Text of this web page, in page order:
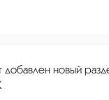
добавлен новый